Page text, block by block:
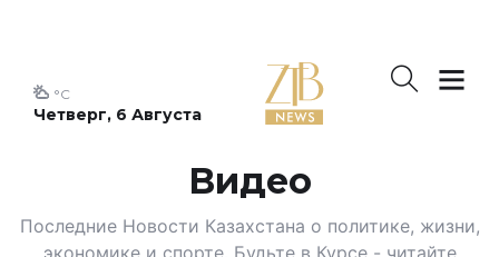
Четверг, 6 Августа
°C
Видео
Последние Новости Казахстана о политике, жизни,
экономике и спорте. Будьте в Курсе - читайте